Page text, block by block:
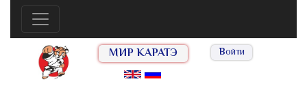
МИР КАРАТЭ Войти